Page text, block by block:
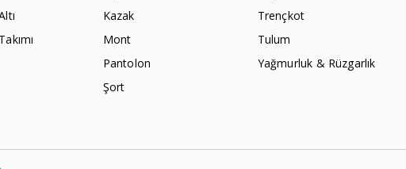
Kazak
Mont
Pantolon
Şort
Trençkot
Tulum
Yağmurluk & Rüzgarlık